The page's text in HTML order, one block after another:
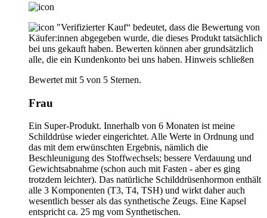
"Verifizierter Kauf“ bedeutet, dass die Bewertung von
Käufer:innen abgegeben wurde, die dieses Produkt tatsächlich
bei uns gekauft haben. Bewerten können aber grundsätzlich
alle, die ein Kundenkonto bei uns haben. Hinweis schließen
Bewertet mit 5 von 5 Sternen.
Frau
Ein Super-Produkt. Innerhalb von 6 Monaten ist meine
Schilddrüse wieder eingerichtet. Alle Werte in Ordnung und
das mit dem erwünschten Ergebnis, nämlich die
Beschleunigung des Stoffwechsels; bessere Verdauung und
Gewichtsabnahme (schon auch mit Fasten - aber es ging
trotzdem leichter). Das natürliche Schilddrüsenhormon enthält
alle 3 Komponenten (T3, T4, TSH) und wirkt daher auch
wesentlich besser als das synthetische Zeugs. Eine Kapsel
entspricht ca. 25 mg vom Synthetischen.